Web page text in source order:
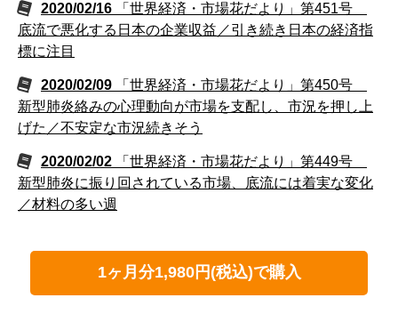
2020/02/16
「世界経済・市場花だより」第451号
底流で悪化する日本の企業収益／引き続き日本の経済指
標に注目
2020/02/09
「世界経済・市場花だより」第450号
新型肺炎絡みの心理動向が市場を支配し、市況を押し上
げた／不安定な市況続きそう
2020/02/02
「世界経済・市場花だより」第449号
新型肺炎に振り回されている市場、底流には着実な変化
／材料の多い週
1ヶ月分1,980円(税込)で購入